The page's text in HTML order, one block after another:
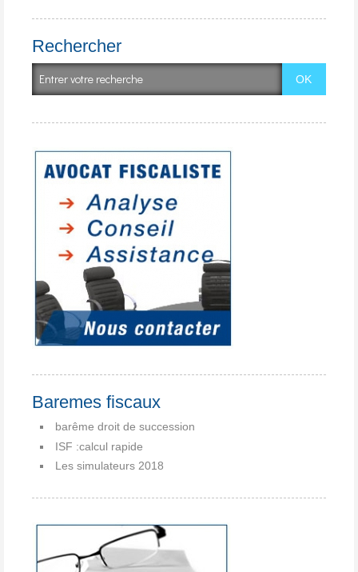
Rechercher
Baremes fiscaux
barême droit de succession
ISF :calcul rapide
Les simulateurs 2018